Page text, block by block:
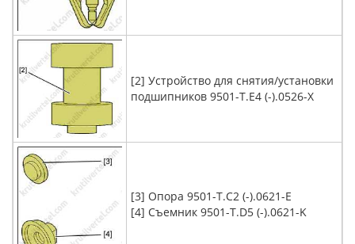
[2] Устройство для снятия/установки
подшипников 9501-T.E4 (-).0526-X
[3] Опора 9501-T.C2 (-).0621-E
[4] Съемник 9501-T.D5 (-).0621-K